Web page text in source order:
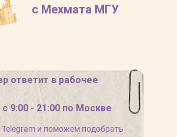
с Мехмата МГУ
и поможем подобрать
ответит в рабочее
9:00 - 21:00 по Москве